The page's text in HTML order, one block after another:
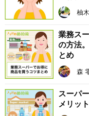
柚
業務ス
の方法
とめ
森
スーパ
メリッ